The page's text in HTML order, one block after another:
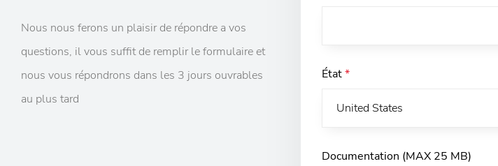
Nous nous ferons un plaisir de répondre a vos
questions, il vous suffit de remplir le formulaire et
nous vous répondrons dans les 3 jours ouvrables
au plus tard
État*
Documentation (MAX 25 MB)